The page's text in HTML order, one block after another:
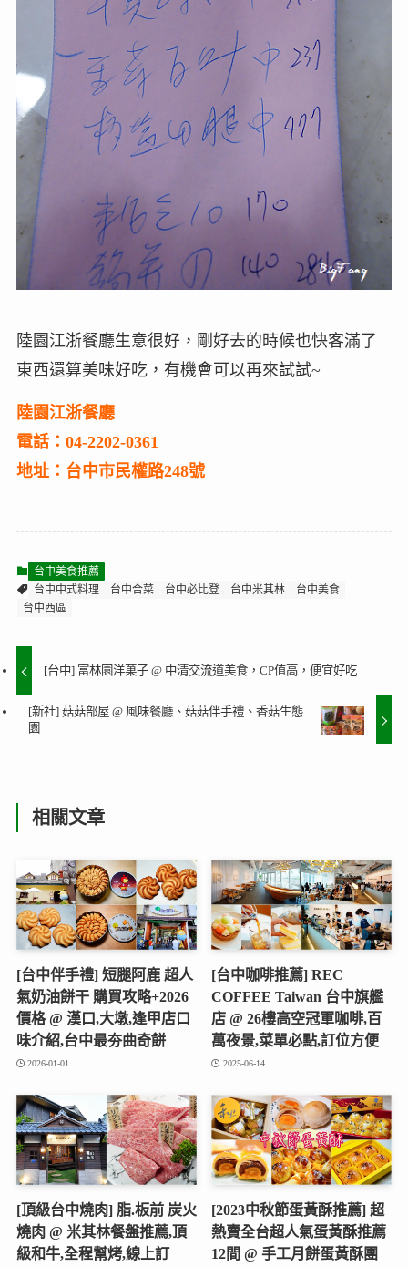
陸園江浙餐廳生意很好，剛好去的時候也快客滿了
東西還算美味好吃，有機會可以再來試試~
陸園江浙餐廳
電話：04-2202-0361
地址：台中市民權路248號
台中美食推薦
台中中式料理
台中合菜 台中必比登 台中米其林
台中美食
台中西區
[台中] 富林園洋菓子 @ 中清交流道美食，CP值高，便宜好吃
[新社] 菇菇部屋 @ 風味餐廳、菇菇伴手禮、香菇生態
園
相關文章
[台中伴手禮] 短腿阿鹿 超人
氣奶油餅干 購買攻略+2026
價格 @ 漢口,大墩,逢甲店口
味介紹,台中最夯曲奇餅
2026-01-01
[台中咖啡推薦] REC
COFFEE Taiwan 台中旗艦
店 @ 26樓高空冠軍咖啡,百
萬夜景,菜單必點,訂位方便
2025-06-14
[頂級台中燒肉] 脂.板前 炭火
燒肉 @ 米其林餐盤推薦,頂
級和牛,全程幫烤,線上訂
[2023中秋節蛋黃酥推薦] 超
熱賣全台超人氣蛋黃酥推薦
12間 @ 手工月餅蛋黃酥團